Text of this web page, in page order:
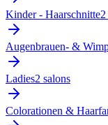
Kinder - Haarschnitte2
Augenbrauen- &
Ladies2 salons
Colorationen &